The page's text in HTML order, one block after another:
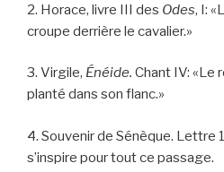
2. Horace, livre III des Odes, I:
croupe derrière le cavalier.»
3. Virgile, Énéide. Chant IV: «Le
planté dans son flanc.»
4. Souvenir de Sénèque.
s’inspire pour tout ce passage.